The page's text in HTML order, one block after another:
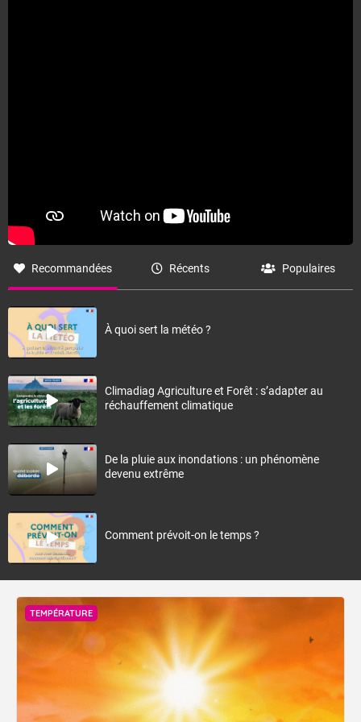
Recommandées Récents Populaires
À quoi sert la météo ?
Climadiag Agriculture et Forêt : s’adapter au
réchauffement climatique
De la pluie aux inondations : un phénomène
devenu extrême
Comment prévoit-on le temps ?
TEMPÉRATURE